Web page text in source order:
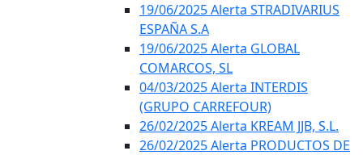
19/06/2025 Alerta STRADIVARIUS
ESPAÑA S.A
19/06/2025 Alerta GLOBAL
COMARCOS, SL
04/03/2025 Alerta INTERDIS
(GRUPO CARREFOUR)
26/02/2025 Alerta KREAM JJB, S.L.
26/02/2025 Alerta PRODUCTOS DE